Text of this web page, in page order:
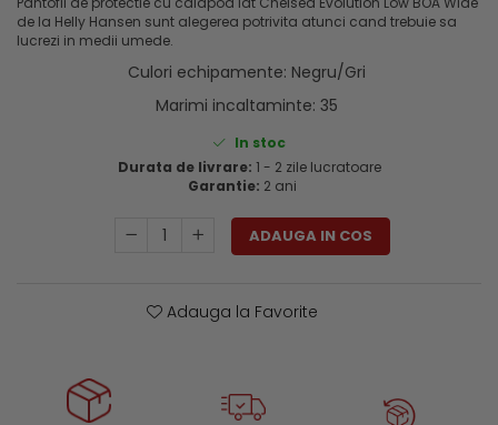
Genti si trolere
Buzunare externe
Echipamente specializate
Echipamente muncitori ferma
Echipamente mulgatori
Echipamente trimeri ongloane
Menghine si prese
de la Helly Hansen sunt alegerea potrivita atunci cand trebuie sa
lucrezi in medii umede.
Culori echipamente: Negru/Gri
Marimi incaltaminte: 35
In stoc
Durata de livrare: 1 - 2 zile lucratoare
Garantie: 2 ani
ADAUGA IN COS
Adauga la Favorite